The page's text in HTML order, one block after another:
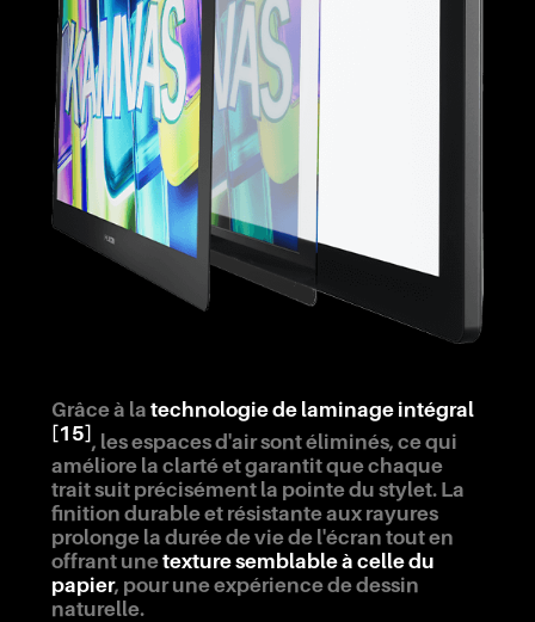
Grâce à la technologie de laminage intégral
[15], les espaces d'air sont éliminés, ce qui
améliore la clarté et garantit que chaque
trait suit précisément la pointe du stylet. La
finition durable et résistante aux rayures
prolonge la durée de vie de l'écran tout en
offrant unetexture semblable à celle du
papier, pour une expérience de dessin
naturelle.